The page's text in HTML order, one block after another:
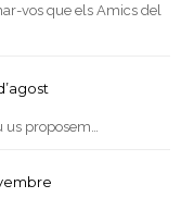
vos que els Amics del
proposem…